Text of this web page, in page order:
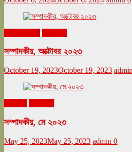
সম্পাদকীয়, অক্টোবর ২০২৩
October 19, 2023October 19, 2023 admin
সম্পাদকীয়, মে ২০২৩
May 25, 2023May 25, 2023 admin 0